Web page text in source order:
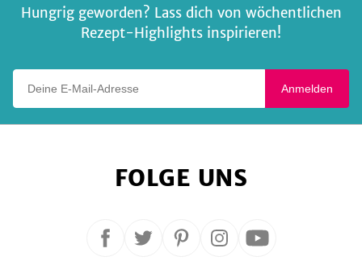
Hungrig geworden? Lass dich von wöchentlichen
Rezept-Highlights inspirieren!
Anmelden
FOLGE UNS
Folge Folge
Folge Folge Folge